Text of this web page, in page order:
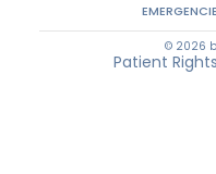
© 2026
Patient